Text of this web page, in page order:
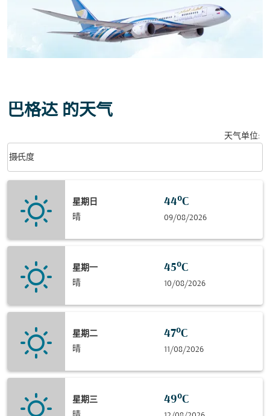
巴格达 的天气
天气单位:
Weather unit option 摄氏度 Selected
摄氏度
keyboard_arrow_down
星期日
晴
44°C
09/08/2026
星期一
晴
45°C
10/08/2026
星期二
晴
47°C
11/08/2026
星期三
49°C